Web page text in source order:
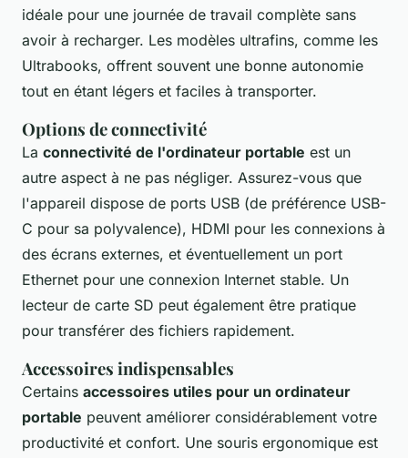
idéale pour une journée de travail complète sans
avoir à recharger. Les modèles ultrafins, comme les
Ultrabooks, offrent souvent une bonne autonomie
tout en étant légers et faciles à transporter.
Options de connectivité
La connectivité de l'ordinateur portable est un
autre aspect à ne pas négliger. Assurez-vous que
l'appareil dispose de ports USB (de préférence USB-
C pour sa polyvalence), HDMI pour les connexions à
des écrans externes, et éventuellement un port
Ethernet pour une connexion Internet stable. Un
lecteur de carte SD peut également être pratique
pour transférer des fichiers rapidement.
Accessoires indispensables
Certains accessoires utiles pour un ordinateur
portable peuvent améliorer considérablement votre
productivité et confort. Une souris ergonomique est